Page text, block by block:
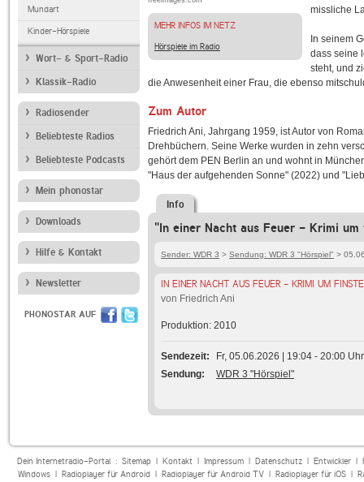
Mundart
Kinder-Hörspiele
Wort- & Sport-Radio
Klassik-Radio
Radiosender
Beliebteste Radios
Beliebteste Podcasts
Mein phonostar
Downloads
Hilfe & Kontakt
Newsletter
PHONOSTAR AUF
MEHR INFOS IM NETZ
Hörspiele im Radio
missliche
In seinem
dass seine
steht, und
die Anwesenheit einer Frau, die ebenso
Zum Autor
Friedrich Ani, Jahrgang 1959, ist Autor von
Drehbüchern. Seine Werke wurden in zehn
gehört dem PEN Berlin an und wohnt in
"Haus der aufgehenden Sonne" (2022) und
Info
"In einer Nacht aus Feuer - Krimi um
Sender: WDR 3 > Sendung: WDR 3 "Hörspiel" >
IN EINER NACHT AUS FEUER - KRIMI UM
von Friedrich Ani
Produktion: 2010
Sendezeit
Fr, 05.06.2026 | 19:04 - 20:00 Uhr
Sendung
WDR 3 "Hörspiel"
Dein Internetradio-Portal : Sitemap| Kontakt| Impressum| Datenschutz| Entwickler|
Windows| Radioplayer für Android| Radioplayer für Android TV| Radioplayer für iOS|